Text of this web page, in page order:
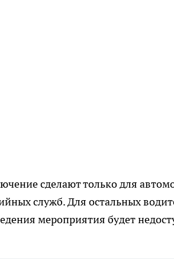
сделают только для
служб. Для остальных
мероприятия будет